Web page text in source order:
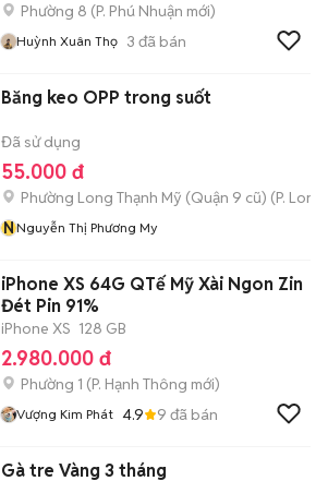
Phường 8 (P. Phú Nhuận mới)
Huỳnh Xuân Thọ 3 đã bán
Băng keo OPP trong suốt
Đã sử dụng
55.000 đ
Phường Long Thạnh Mỹ (Quận 9 cũ) (P.
NNguyễn Thị Phương My
iPhone XS 64G QTế Mỹ Xài Ngon Zin
Đét Pin 91%
iPhone XS 128 GB
2.980.000 đ
Phường 1 (P. Hạnh Thông mới)
Vượng Kim Phát 4.9 9 đã bán
Gà tre Vàng 3 tháng